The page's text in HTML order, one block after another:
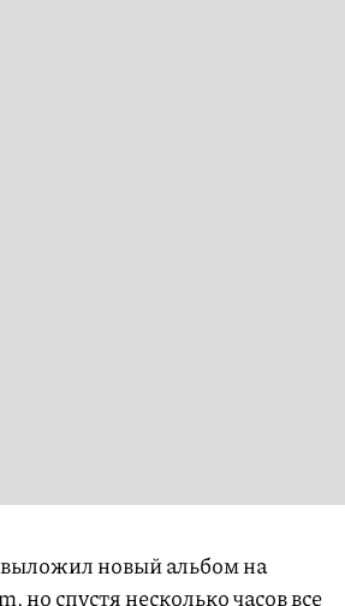
новый альбом на
, но спустя несколько часов все